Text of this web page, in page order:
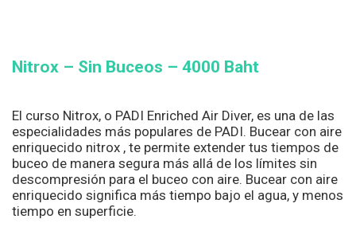
Nitrox – Sin Buceos – 4000 Baht
El curso Nitrox, o PADI Enriched Air Diver, es una de las
especialidades más populares de PADI. Bucear con aire
enriquecido nitrox , te permite extender tus tiempos de
buceo de manera segura más allá de los límites sin
descompresión para el buceo con aire. Bucear con aire
enriquecido significa más tiempo bajo el agua, y menos
tiempo en superficie.